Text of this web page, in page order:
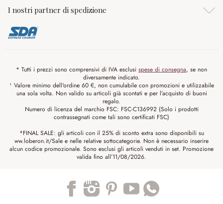
I nostri partner di spedizione
* Tutti i prezzi sono comprensivi di IVA esclusi spese di consegna, se non
diversamente indicato.
¹ Valore minimo dell'ordine 60 €, non cumulabile con promozioni e utilizzabile
una sola volta. Non valido su articoli già scontati e per l’acquisto di buoni
regalo.
Numero di licenza del marchio FSC: FSC-C136992 (Solo i prodotti
contrassegnati come tali sono certificati FSC)
*FINAL SALE: gli articoli con il 25% di sconto extra sono disponibili su
ww.loberon.it/Sale e nelle relative sottocategorie. Non è necessario inserire
alcun codice promozionale. Sono esclusi gli articoli venduti in set. Promozione
valida fino all’11/08/2026.